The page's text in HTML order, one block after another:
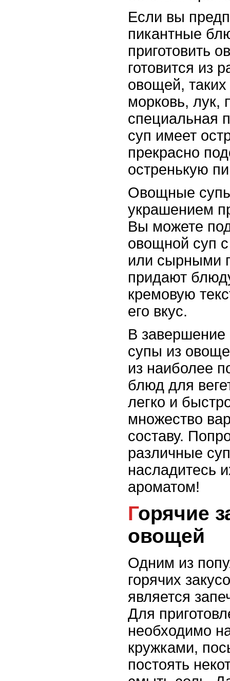
Если вы
пикантные
приготовить
готовится из
овощей, таких
морковь, лук,
специальная
суп имеет
прекрасно
остренькую
Овощные
украшением
Вы можете
овощной суп
или сырными
придают
кремовую
его вкус.
В завершение
супы из
из наиболее
блюд для
легко и
множество
составу.
различные
насладитесь
ароматом!
Горячие закуски из
овощей
Одним из
горячих
является
Для
необходимо
кружками,
постоять